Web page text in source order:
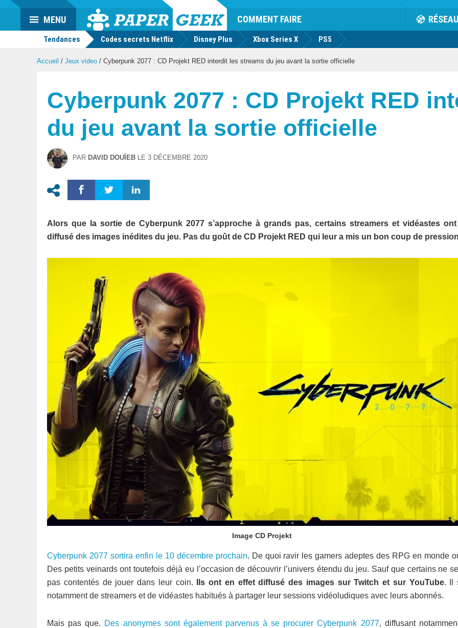
Actu
geek
COMMENT FAIRE RÉSEAU
MENU
Tendances Codes secrets Netflix Disney Plus Xbox Series X PS5
Accueil / Jeux video / Cyberpunk 2077 : CD Projekt RED interdit les streams du jeu avant la sortie officielle
Cyberpunk 2077 : CD Projekt RED
du jeu avant la sortie officielle
PAR DAVID DOUÏEB LE 3 DÉCEMBRE 2020
Alors que la sortie de Cyberpunk 2077 s’approche à grands pas, certains streamers et vidéastes
diffusé des images inédites du jeu. Pas du goût de CD Projekt RED qui leur a mis un bon coup de
Image CD Projekt
Cyberpunk 2077 sortira enfin le 10 décembre prochain. De quoi ravir les gamers adeptes des RPG en monde
Des petits veinards ont toutefois déjà eu l’occasion de découvrir l’univers étendu du jeu. Sauf que certains ne
pas contentés de jouer dans leur coin.
Ils ont en effet diffusé des images sur Twitch et sur YouTube. Il
notamment de streamers et de vidéastes habitués à partager leur sessions vidéoludiques avec leurs abonnés.
Mais pas que. Des anonymes sont également parvenus à se procurer Cyberpunk 2077, diffusant